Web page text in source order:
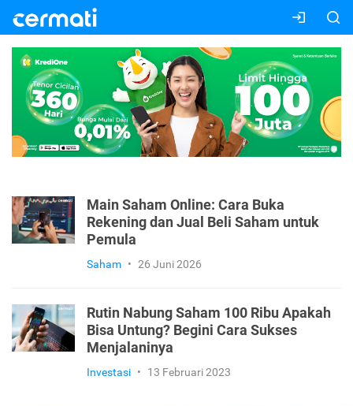
Main Saham Online: Cara Buka
Rekening dan Jual Beli Saham untuk
Pemula
Saham • 26 Juni 2026
Rutin Nabung Saham 100 Ribu Apakah
Bisa Untung? Begini Cara Sukses
Menjalaninya
Investasi • 13 Februari 2023